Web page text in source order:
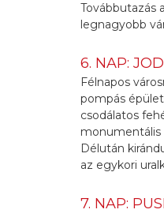
Továbbutazás
legnagyobb
6. NAP:
Félnapos
pompás
csodálatos
monumentális
Délután
az egykori
7. NAP: